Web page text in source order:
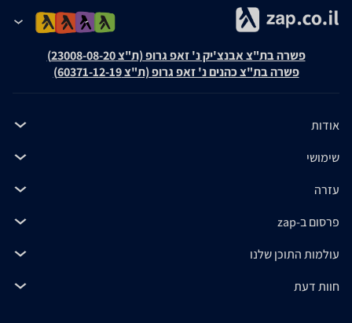
פשרה בת"צ אבנצ'יק נ' זאפ גרופ (ת"צ 23008-08-20)
פשרה בת"צ כהנים נ' זאפ גרופ (ת"צ 60371-12-19)
אודות
שימושי
עזרה
פרסום ב-zap
עולמות התוכן שלנו
חוות דעת